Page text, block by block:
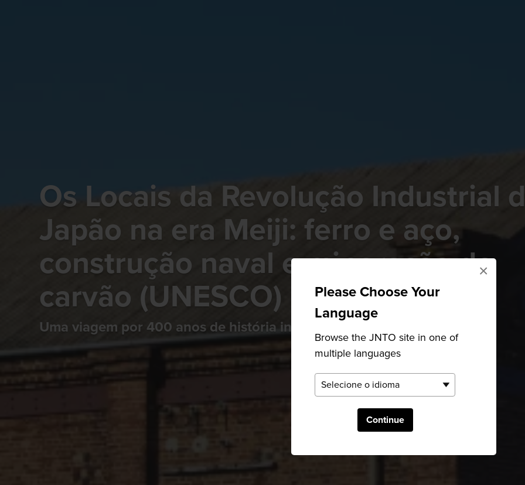
Please Choose Your
Language
Browse the JNTO site in one of
multiple languages
Continue
×
Os Locais da Revolução Industrial
Japão na era Meiji: ferro e aço,
construção naval e mineração de
carvão (UNESCO)
Uma viagem por 400 anos de história industrial